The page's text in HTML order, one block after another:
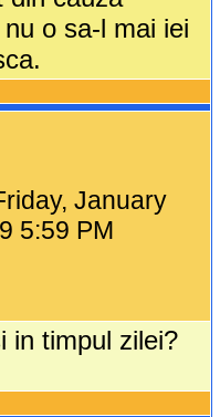
o sa-l mai iei
January
5:59 PM
in timpul zilei?